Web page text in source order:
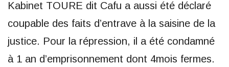
Kabinet TOURE dit Cafu a aussi été déclaré
coupable des faits d’entrave à la saisine de la
justice. Pour la répression, il a été condamné
à 1 an d’emprisonnement dont 4mois fermes.